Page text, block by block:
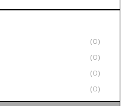
(0)
(0)
(0)
(0)